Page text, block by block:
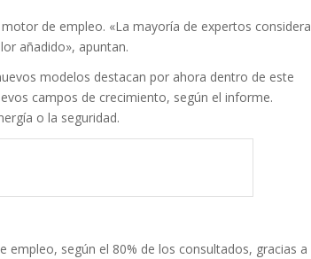
de empleo. «La mayoría de expertos considera
añadido», apuntan.
modelos destacan por ahora dentro de este
campos de crecimiento, según el informe.
o la seguridad.
según el 80% de los consultados, gracias a